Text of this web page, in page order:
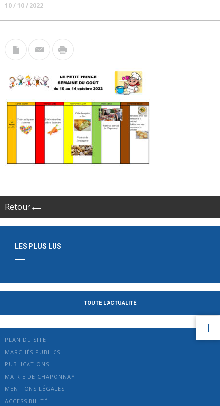
10 / 10 / 2022
Retour
LES PLUS LUS
TOUTE L'ACTUALITÉ
PLAN DU SITE
MARCHÉS PUBLICS
PUBLICATIONS
MAIRIE DE CHAPONNAY
MENTIONS LÉGALES
ACCESSIBILITÉ